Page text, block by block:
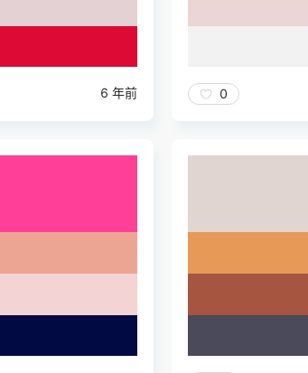
6 年前 0